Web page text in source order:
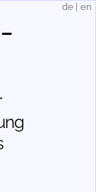
de en